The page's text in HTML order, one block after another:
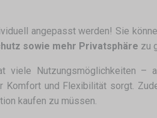
angepasst werden! Sie
sowie mehr Privatsphäre zu
viele Nutzungsmöglichkeiten –
Komfort und Flexibilität sorgt.
kaufen zu müssen.